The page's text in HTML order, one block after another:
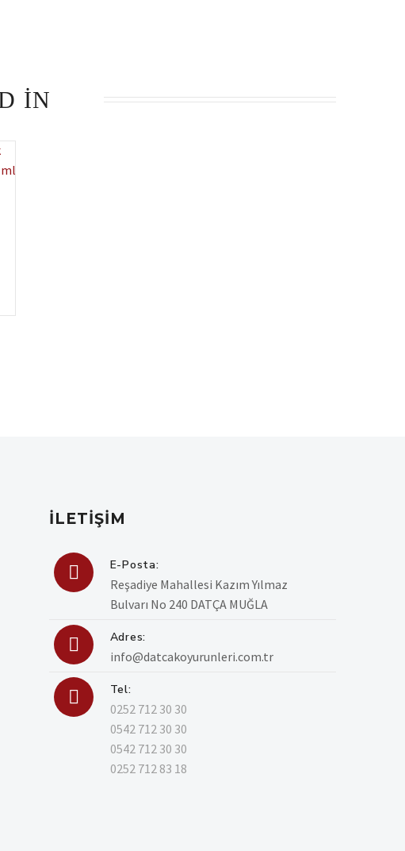
IN
İLETIŞIM
 E-Posta:
Reşadiye Mahallesi Kazım Yılmaz
Bulvarı No 240 DATÇA MUĞLA
 Adres:
info@datcakoyurunleri.com.tr
 Tel:
0252 712 30 30
0542 712 30 30
0542 712 30 30
0252 712 83 18